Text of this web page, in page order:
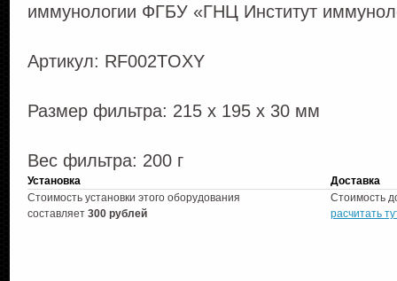
иммунологии ФГБУ «ГНЦ Институт
Артикул: RF002TOXY
Размер фильтра: 215 x 195 x 30 мм
Вес фильтра: 200 г
Установка
Доставка
Стоимость установки этого оборудования
составляет 300 рублей
Стоимость
расчитать